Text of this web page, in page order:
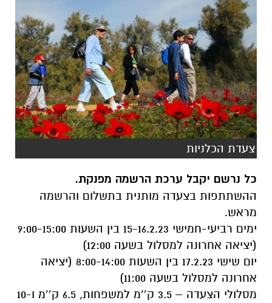
צעדת הכלניות
כל נרשם יקבל ערכת הרשמה מפנקת.
ההשתתפות בצעדה מותנית בתשלום והרשמה
מראש.
ימים רביעי-חמישי 15-16.2.23 בין השעות 9:00-15:00
(יציאה אחרונה למסלול בשעה 12:00)
יום שישי 17.2.23 בין השעות 8:00-14:00 (יציאה
אחרונה למסלול בשעה 11:00)
מסלולי הצעדה – 3.5 ק’’מ למשפחות, 6.5 ק’’מ ו-10